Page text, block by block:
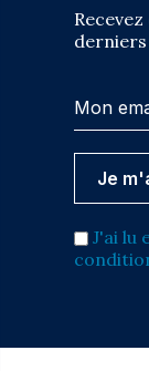
derniers
J'ai lu